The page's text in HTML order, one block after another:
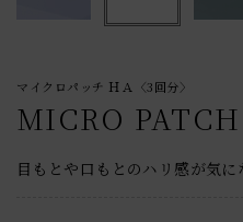
マイクロパッチ ＨＡ〈3回分〉
MICRO PATCH
目もとや口もとのハリ感が気に